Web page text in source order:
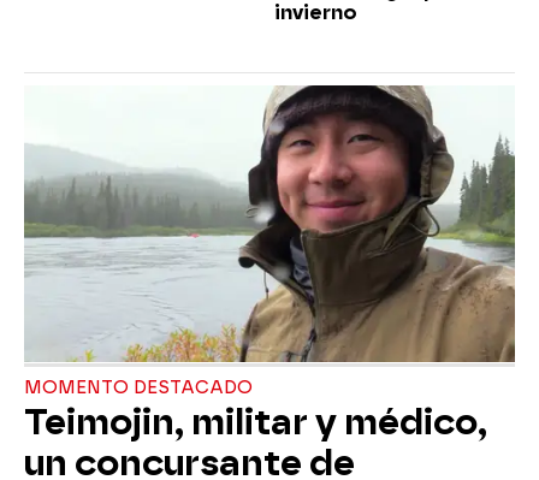
invierno
MOMENTO DESTACADO
Teimojin, militar y médico,
un concursante de